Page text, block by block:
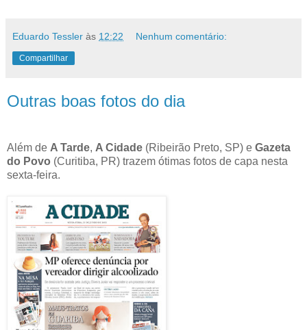
Eduardo Tessler às 12:22 Nenhum comentário:
Compartilhar
Outras boas fotos do dia
Além de A Tarde, A Cidade (Ribeirão Preto, SP) e Gazeta
do Povo (Curitiba, PR) trazem ótimas fotos de capa nesta
sexta-feira.